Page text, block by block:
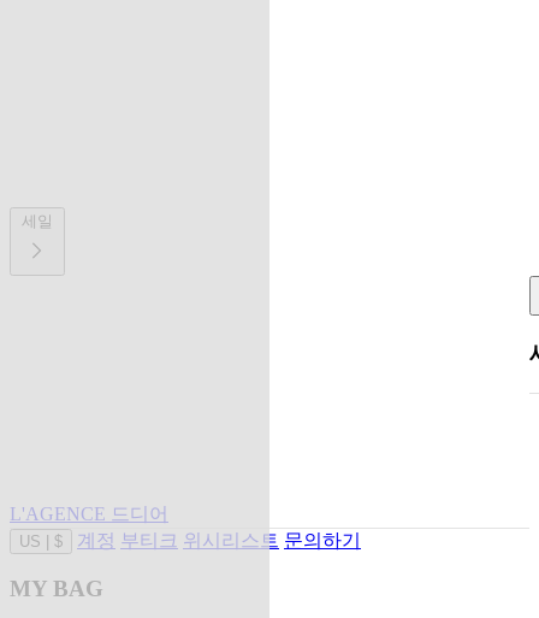
세일
L'AGENCE 드디어
US $ 계정 부티크 위시리스트 문의하기
MY BAG